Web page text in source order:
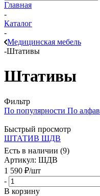
Главная
-
Каталог
-
Медицинская мебель
-Штативы
Штативы
Фильтр
По популярности По
Быстрый просмотр
ШТАТИВ ШДВ
Есть в наличии (9)
Артикул: ШДВ
1 590 ₽/шт
-
В корзину